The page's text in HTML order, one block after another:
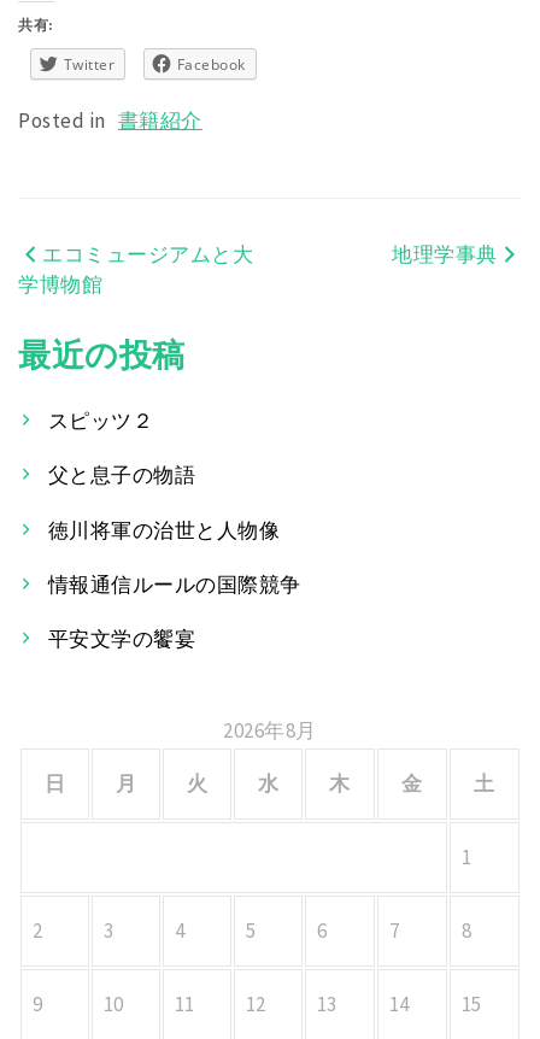
共有:
Twitter Facebook
Posted in 書籍紹介
投
ナ
ビ
シ
ョ
ン
エコミュージアムと大
学博物館
地理学事典
最近の投稿
スピッツ２
父と息子の物語
徳川将軍の治世と人物像
情報通信ルールの国際競争
平安文学の饗宴
2026年8月
日
月 火 水 木 金 土
1
2 3 4 5 6 7 8
9 10 11 12 13 14 15